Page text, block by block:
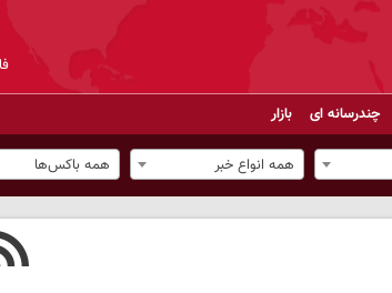
چندرسانه ای بازار
همه انواع خبر همه باکس‌ها